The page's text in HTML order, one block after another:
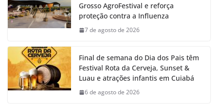
Grosso AgroFestival e reforça
proteção contra a Influenza
7 de agosto de 2026
Final de semana do Dia dos Pais têm
Festival Rota da Cerveja, Sunset &
Luau e atrações infantis em Cuiabá
6 de agosto de 2026